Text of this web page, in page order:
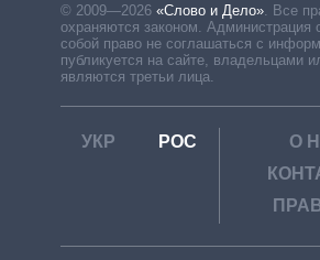
© 2009—2026 «Слово и Дело»
Все
охраняются законом. Администрация
собой право не соглашаться с
публикуется на сайте, владельцами
являются третьи лица.
УКР РОС
О